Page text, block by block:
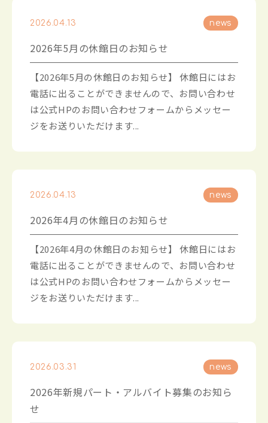
2026.04.13 news
2026年5月の休館日のお知らせ
【2026年5月の休館日のお知らせ】 休館日にはお
電話に出ることができませんので、お問い合わせ
は公式HPのお問い合わせフォームからメッセー
ジをお送りいただけます...
2026.04.13 news
2026年4月の休館日のお知らせ
【2026年4月の休館日のお知らせ】 休館日にはお
電話に出ることができませんので、お問い合わせ
は公式HPのお問い合わせフォームからメッセー
ジをお送りいただけます...
2026.03.31 news
2026年新規パート・アルバイト募集のお知ら
せ